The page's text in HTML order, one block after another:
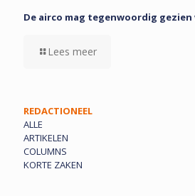
De airco mag tegenwoordig gezien
Lees meer
REDACTIONEEL
ALLE
ARTIKELEN
COLUMNS
KORTE ZAKEN